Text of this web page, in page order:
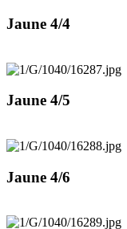
Jaune 4/4
Jaune 4/5
Jaune 4/6